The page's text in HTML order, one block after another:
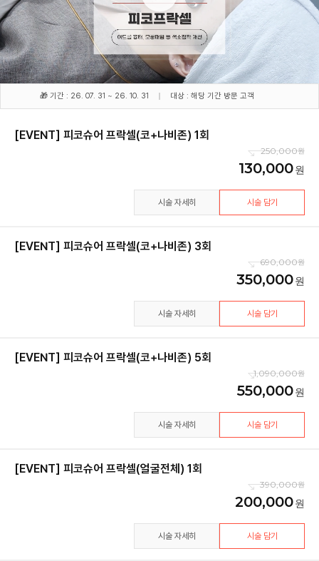
🎁 기간 : 26. 07. 31 ~ 26. 10. 31 대상 : 해당 기간 방문 고객
[EVENT] 피코슈어 프락셀(코+나비존) 1회
250,000
130,000
시술 자세히 시술 담기
[EVENT] 피코슈어 프락셀(코+나비존) 3회
690,000
350,000
시술 자세히 시술 담기
[EVENT] 피코슈어 프락셀(코+나비존) 5회
1,090,000
550,000
시술 자세히 시술 담기
[EVENT] 피코슈어 프락셀(얼굴전체) 1회
390,000
200,000
시술 자세히 시술 담기